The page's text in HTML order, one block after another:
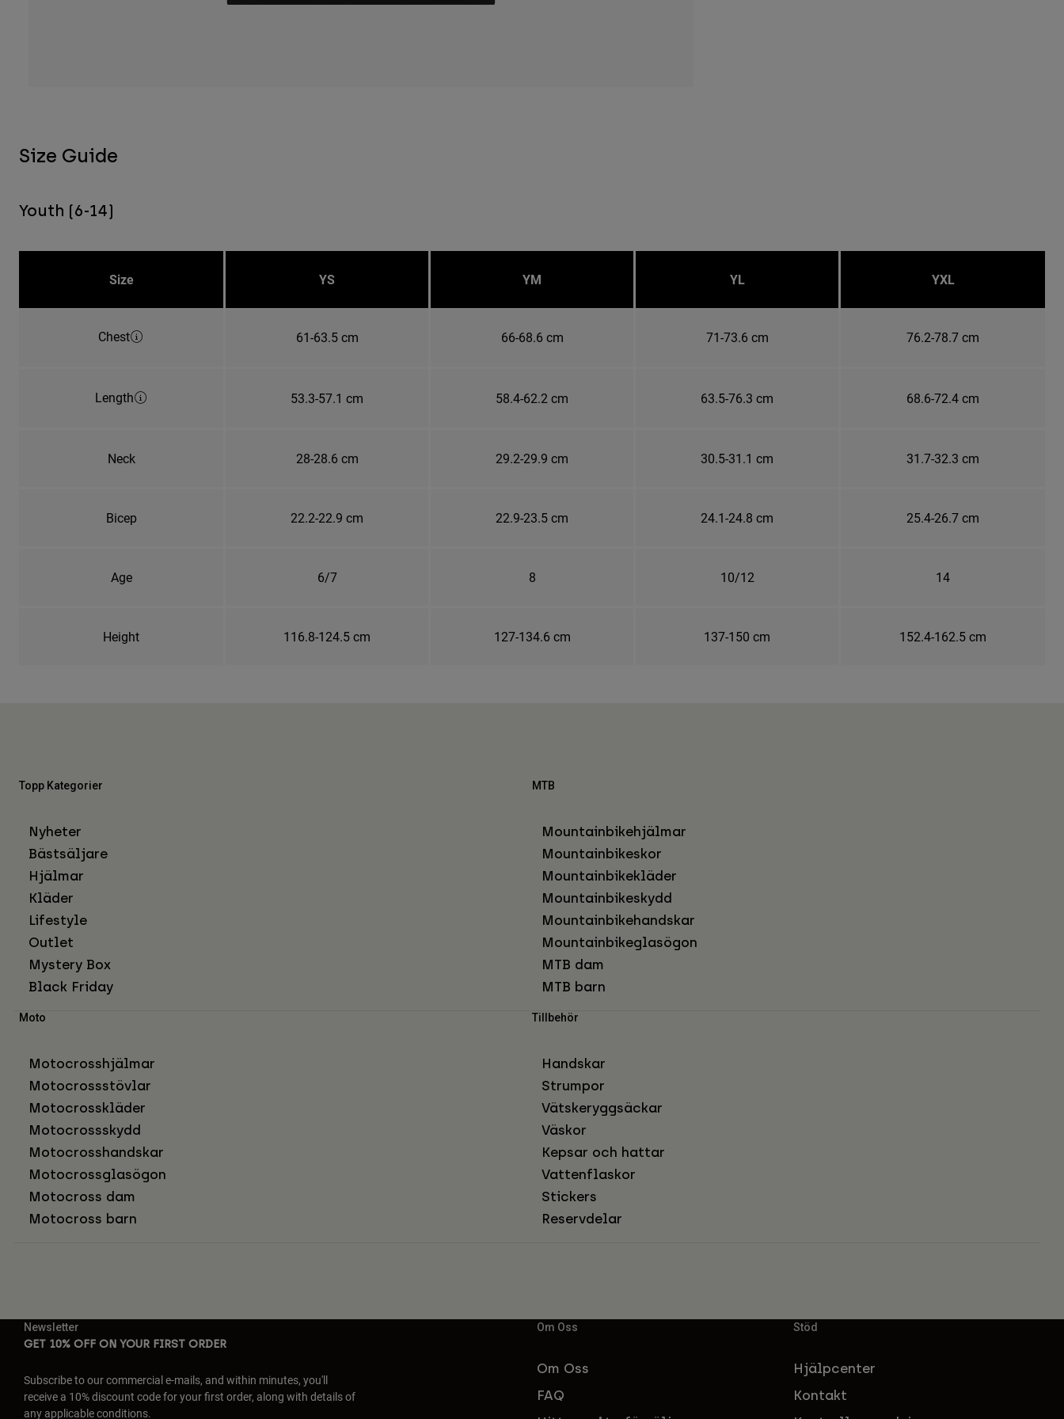
Size Guide
Youth (6-14)
Size YS YM YL YXL
Chest 61-63.5 cm 66-68.6 cm 71-73.6 cm 76.2-78.7 cm
Length 53.3-57.1 cm 58.4-62.2 cm 63.5-76.3 cm 68.6-72.4 cm
Neck 28-28.6 cm 29.2-29.9 cm 30.5-31.1 cm 31.7-32.3 cm
Bicep 22.2-22.9 cm 22.9-23.5 cm 24.1-24.8 cm 25.4-26.7 cm
Age 6/7 8 10/12 14
Height 116.8-124.5 cm 127-134.6 cm 137-150 cm 152.4-162.5 cm
Topp Kategorier
Nyheter
Bästsäljare
Hjälmar
Kläder
Lifestyle
Outlet
Mystery Box
Black Friday
MTB
Mountainbikehjälmar
Mountainbikeskor
Mountainbikekläder
Mountainbikeskydd
Mountainbikehandskar
Mountainbikeglasögon
MTB dam
MTB barn
Moto
Motocrosshjälmar
Motocrossstövlar
Motocrosskläder
Motocrossskydd
Motocrosshandskar
Motocrossglasögon
Motocross dam
Motocross barn
Tillbehör
Handskar
Strumpor
Vätskeryggsäckar
Väskor
Kepsar och hattar
Vattenflaskor
Stickers
Reservdelar
Newsletter
GET 10% OFF ON YOUR FIRST ORDER
Subscribe to our commercial e-mails, and within minutes, you'll
receive a 10% discount code for your first order, along with details of
any applicable conditions.
Om Oss
Om Oss
FAQ
Stöd
Hjälpcenter
Kontakt